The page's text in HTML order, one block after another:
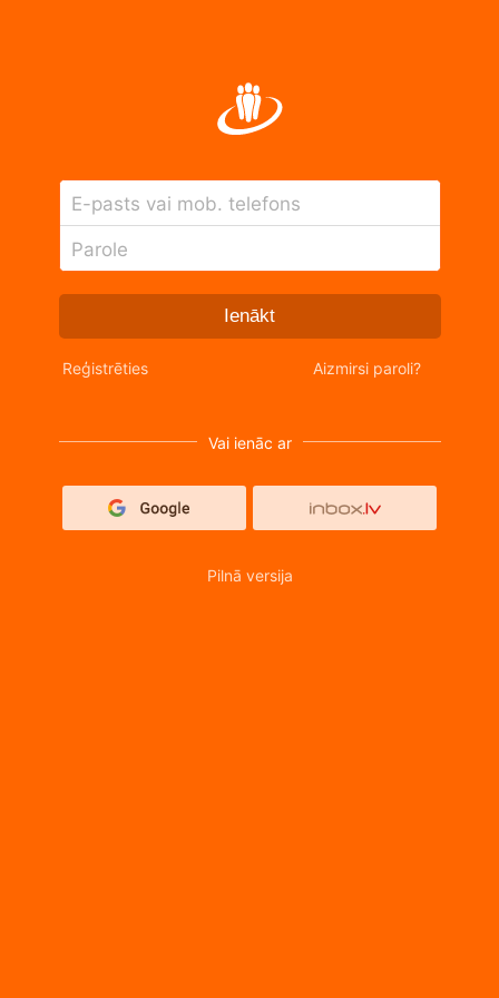
E-pasts vai mob. telefons
Parole
Ienākt
Reģistrēties Aizmirsi paroli?
Vai ienāc ar
Pilnā versija